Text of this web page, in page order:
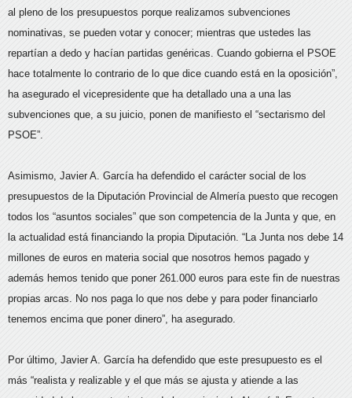
al pleno de los presupuestos porque realizamos subvenciones
nominativas, se pueden votar y conocer; mientras que ustedes las
repartían a dedo y hacían partidas genéricas. Cuando gobierna el PSOE
hace totalmente lo contrario de lo que dice cuando está en la oposición”,
ha asegurado el vicepresidente que ha detallado una a una las
subvenciones que, a su juicio, ponen de manifiesto el “sectarismo del
PSOE”.
Asimismo, Javier A. García ha defendido el carácter social de los
presupuestos de la Diputación Provincial de Almería puesto que recogen
todos los “asuntos sociales” que son competencia de la Junta y que, en
la actualidad está financiando la propia Diputación. “La Junta nos debe 14
millones de euros en materia social que nosotros hemos pagado y
además hemos tenido que poner 261.000 euros para este fin de nuestras
propias arcas. No nos paga lo que nos debe y para poder financiarlo
tenemos encima que poner dinero”, ha asegurado.
Por último, Javier A. García ha defendido que este presupuesto es el
más “realista y realizable y el que más se ajusta y atiende a las